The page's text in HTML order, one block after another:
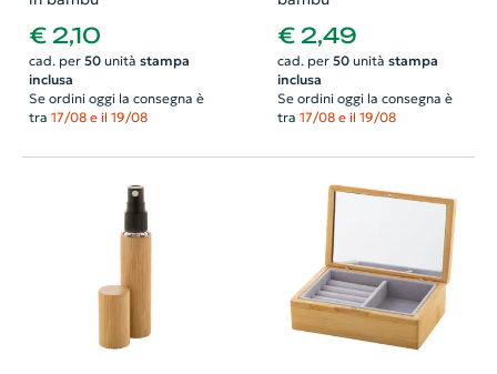
€ 2,10
cad. per 50unità stampa
inclusa
Se ordini oggi la consegna è
tra 17/08 e il 19/08
€ 2,49
cad. per 50unità stampa
inclusa
Se ordini oggi la consegna è
tra 17/08 e il 19/08